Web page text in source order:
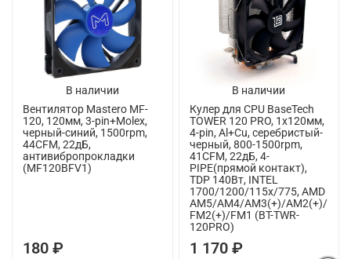
В наличии
Вентилятор Mastero MF-
120, 120мм, 3-pin+Molex,
черный-синий, 1500rpm,
44CFM, 22дБ,
антивибропрокладки
(MF120BFV1)
180 ₽
В наличии
Кулер для CPU BaseTech
TOWER 120 PRO, 1х120мм,
4-pin, Al+Cu, серебристый-
черный, 800-1500rpm,
41CFM, 22дБ, 4-
PIPE(прямой контакт),
TDP 140Вт, INTEL
1700/1200/115x/775, AMD
AM5/AM4/AM3(+)/AM2(+)/
FM2(+)/FM1 (BT-TWR-
120PRO)
1 170 ₽